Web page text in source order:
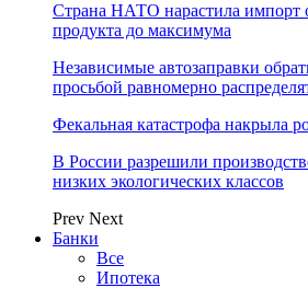
Страна НАТО нарастила импорт
продукта до максимума
Независимые автозаправки
просьбой равномерно
Фекальная катастрофа накрыла
В России разрешили
низких экологических классов
Prev Next
Банки
Все
Ипотека